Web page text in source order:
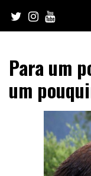
content
Para um
um